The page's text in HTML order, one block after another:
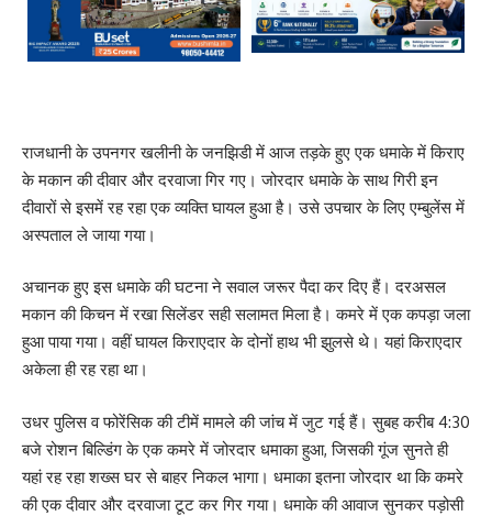
राजधानी के उपनगर खलीनी के जनझिडी में आज तड़के हुए एक धमाके में किराए
के मकान की दीवार और दरवाजा गिर गए। जोरदार धमाके के साथ गिरी इन
दीवारों से इसमें रह रहा एक व्यक्ति घायल हुआ है। उसे उपचार के लिए एम्बुलेंस में
अस्पताल ले जाया गया।
अचानक हुए इस धमाके की घटना ने सवाल जरूर पैदा कर दिए हैं। दरअसल
मकान की किचन में रखा सिलेंडर सही सलामत मिला है। कमरे में एक कपड़ा जला
हुआ पाया गया। वहीं घायल किराएदार के दोनों हाथ भी झुलसे थे। यहां किराएदार
अकेला ही रह रहा था।
उधर पुलिस व फोरेंसिक की टीमें मामले की जांच में जुट गई हैं। सुबह करीब 4:30
बजे रोशन बिल्डिंग के एक कमरे में जोरदार धमाका हुआ, जिसकी गूंज सुनते ही
यहां रह रहा शख्स घर से बाहर निकल भागा। धमाका इतना जोरदार था कि कमरे
की एक दीवार और दरवाजा टूट कर गिर गया। धमाके की आवाज सुनकर पड़ोसी